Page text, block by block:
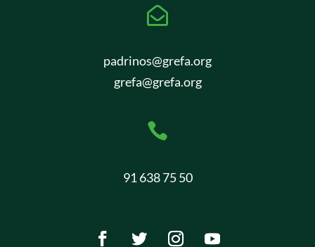

padrinos@grefa.org
grefa@grefa.org

91 638 75 50